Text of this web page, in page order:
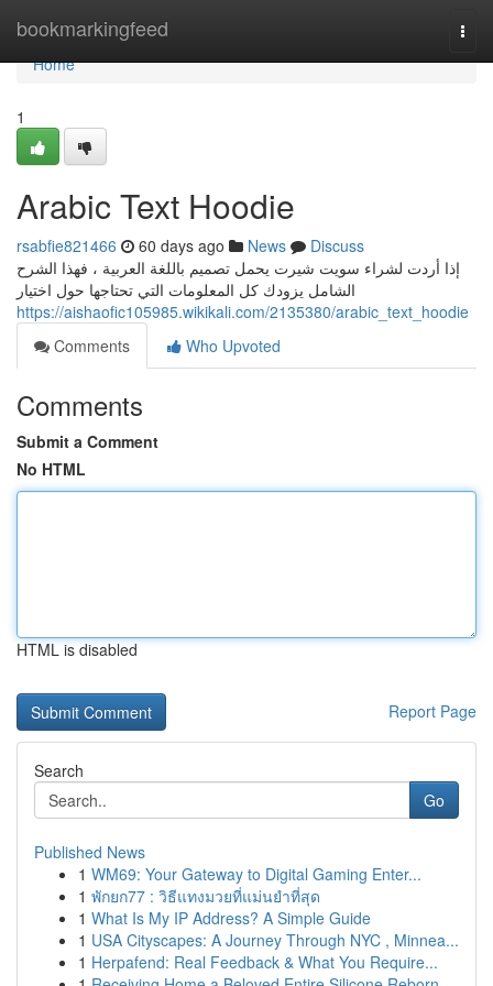
bookmarkingfeed
Home
Home
1
Arabic Text Hoodie
rsabfie821466 60 days ago News
Discuss
إذا أردت لشراء سويت شيرت يحمل تصميم باللغة العربية ، فهذا الشرح
الشامل يزودك كل المعلومات التي تحتاجها حول اختيار
https://aishaofic105985.wikikali.com/2135380/arabic_text_hoodie
Comments
Who Upvoted
Comments
Submit a Comment
No HTML
HTML is disabled
Report Page
Search
Go
Published News
1 WM69: Your Gateway to Digital Gaming Enter...
1 พักยก77 : วิธีแทงมวยที่แม่นยำที่สุด
1 What Is My IP Address? A Simple Guide
1 USA Cityscapes: A Journey Through NYC , Minnea...
1 Herpafend: Real Feedback & What You Require...